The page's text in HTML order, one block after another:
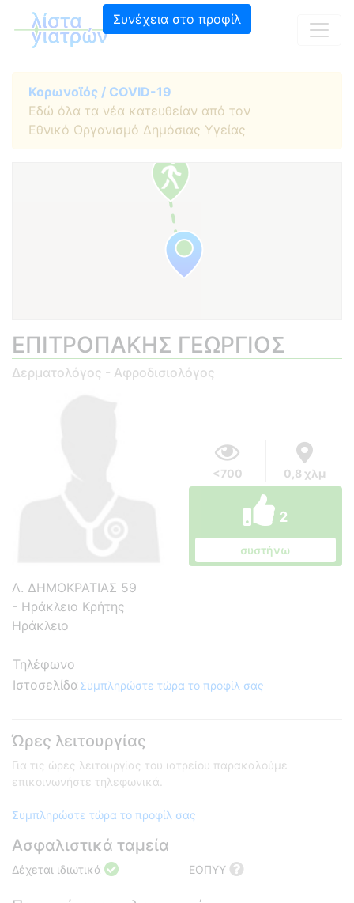
Συνέχεια στο προφίλ
Κορωνοϊός / COVID-19
Εδώ όλα τα νέα κατευθείαν από τον
Εθνικό Οργανισμό Δημόσιας Υγείας
ΕΠΙΤΡΟΠΑΚΗΣ ΓΕΩΡΓΙΟΣ
Δερματολόγος - Αφροδισιολόγος
<700 0,8 χλμ
2
συστήνω
Λ. ΔΗΜΟΚΡΑΤΙΑΣ 59
- Ηράκλειο Κρήτης
Ηράκλειο
Τηλέφωνο
Ιστοσελίδα Συμπληρώστε τώρα το προφίλ σας
Ώρες λειτουργίας
Για τις ώρες λειτουργίας του ιατρείου παρακαλούμε
επικοινωνήστε τηλεφωνικά.
Συμπληρώστε τώρα το προφίλ σας
Ασφαλιστικά ταμεία
Δέχεται ιδιωτικά ΕΟΠΥΥ